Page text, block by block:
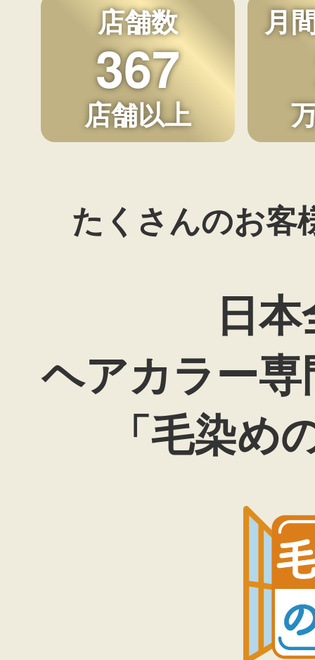
店舗数
367
店舗以上
月
たくさんのお客
日
ヘアカラー
「毛染め